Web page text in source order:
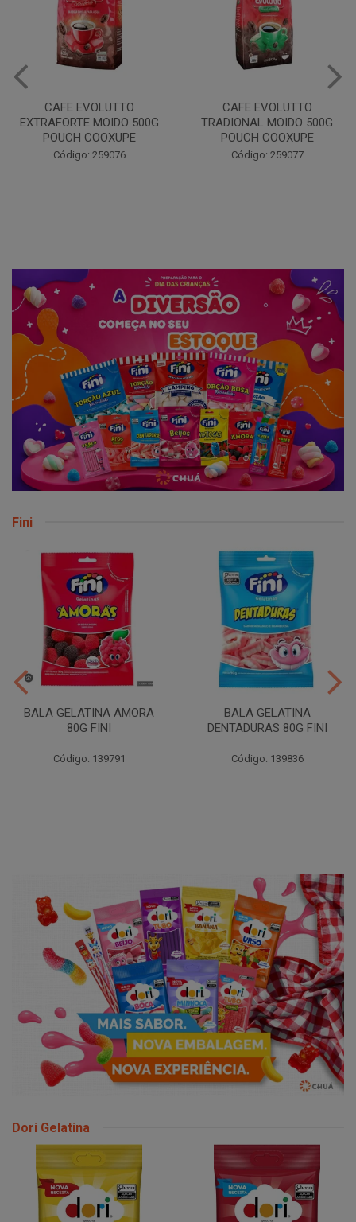
CAFE EVOLUTTO
EXTRAFORTE MOIDO 500G
POUCH COOXUPE
Código: 259076
CAFE EVOLUTTO
TRADIONAL MOIDO 500G
POUCH COOXUPE
Código: 259077
Fini
BALA GELATINA AMORA
80G FINI
Código: 139791
BALA GELATINA
DENTADURAS 80G FINI
Código: 139836
Dori Gelatina